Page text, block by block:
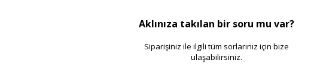
Aklınıza takılan bir soru mu var?
Siparişiniz ile ilgili tüm sorlarınız için bize
ulaşabilirsiniz.